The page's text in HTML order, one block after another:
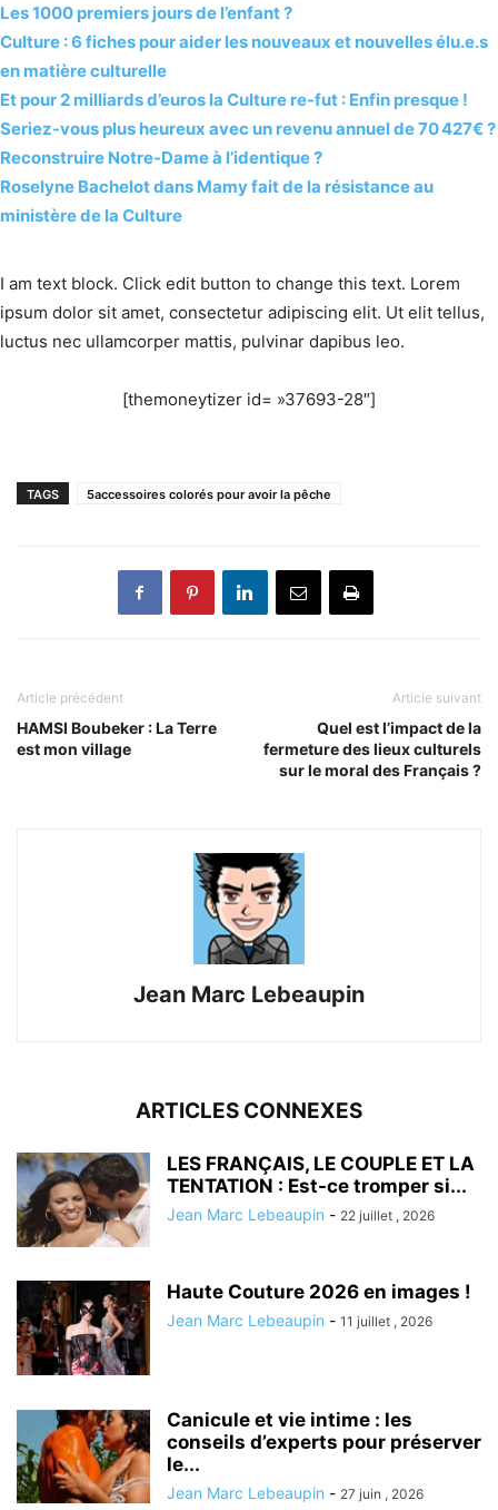
Les 1000 premiers jours de l’enfant ?
Culture : 6 fiches pour aider les nouveaux et nouvelles élu.e.s
en matière culturelle
Et pour 2 milliards d’euros la Culture re-fut : Enfin presque !
Seriez-vous plus heureux avec un revenu annuel de 70 427€ ?
Reconstruire Notre-Dame à l’identique ?
Roselyne Bachelot dans Mamy fait de la résistance au
ministère de la Culture
I am text block. Click edit button to change this text. Lorem
ipsum dolor sit amet, consectetur adipiscing elit. Ut elit tellus,
luctus nec ullamcorper mattis, pulvinar dapibus leo.
[themoneytizer id= »37693-28″]
TAGS 5accessoires colorés pour avoir la pêche
Article précédent
HAMSI Boubeker : La Terre
est mon village
Article suivant
Quel est l’impact de la
fermeture des lieux culturels
sur le moral des Français ?
Jean Marc Lebeaupin
ARTICLES CONNEXES
LES FRANÇAIS, LE COUPLE ET LA
TENTATION : Est-ce tromper si...
Jean Marc Lebeaupin - 22 juillet , 2026
Haute Couture 2026 en images !
Jean Marc Lebeaupin - 11 juillet , 2026
Canicule et vie intime : les
conseils d’experts pour préserver
le...
Jean Marc Lebeaupin - 27 juin , 2026